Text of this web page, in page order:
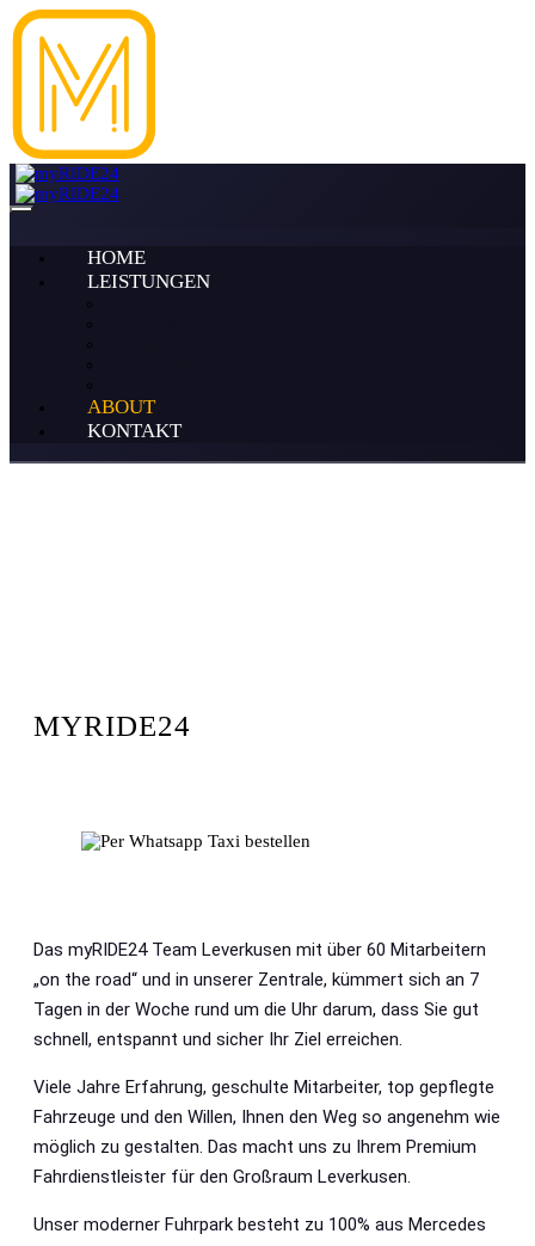
HOME
LEISTUNGEN
ABOUT
KONTAKT
MYRIDE24
Das myRIDE24 Team Leverkusen mit über 60 Mitarbeitern
„on the road“ und in unserer Zentrale, kümmert sich an 7
Tagen in der Woche rund um die Uhr darum, dass Sie gut
schnell, entspannt und sicher Ihr Ziel erreichen.
Viele Jahre Erfahrung, geschulte Mitarbeiter, top gepflegte
Fahrzeuge und den Willen, Ihnen den Weg so angenehm wie
möglich zu gestalten. Das macht uns zu Ihrem Premium
Fahrdienstleister für den Großraum Leverkusen.
Unser moderner Fuhrpark besteht zu 100% aus Mercedes